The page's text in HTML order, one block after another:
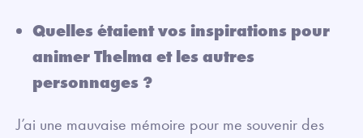
Quelles étaient vos inspirations pour
animer Thelma et les autres
personnages ?
J’ai une mauvaise mémoire pour me souvenir des